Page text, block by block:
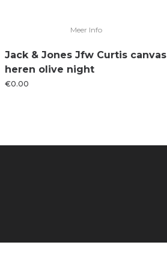
Meer Info
Jack & Jones Jfw Curtis canvas
heren olive night
€0.00